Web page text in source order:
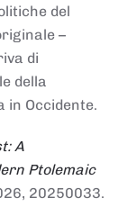
del
–
di
della
in Occidente.
A
Ptolemaic
20250033.